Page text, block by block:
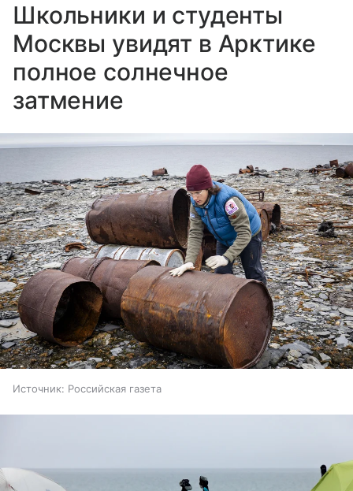
Школьники и студенты
Москвы увидят в Арктике
полное солнечное
затмение
Источник: Российская газета